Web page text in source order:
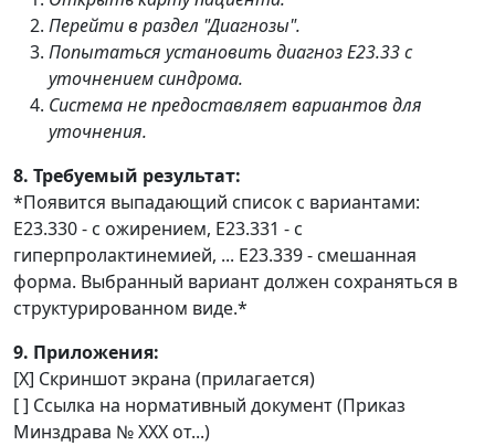
Перейти в раздел "Диагнозы".
Попытаться установить диагноз E23.33 с
уточнением синдрома.
Система не предоставляет вариантов для
уточнения.
8. Требуемый результат:
*Появится выпадающий список с вариантами:
E23.330 - с ожирением, E23.331 - с
гиперпролактинемией, ... E23.339 - смешанная
форма. Выбранный вариант должен сохраняться в
структурированном виде.*
9. Приложения:
[X] Скриншот экрана (прилагается)
[ ] Ссылка на нормативный документ (Приказ
Минздрава № XXX от...)